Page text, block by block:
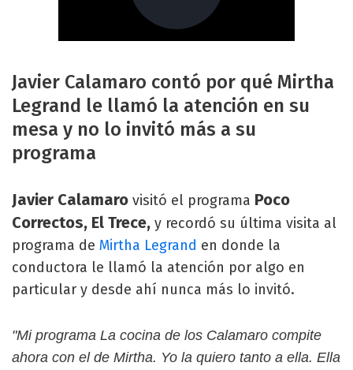
Javier Calamaro contó por qué Mirtha
Legrand le llamó la atención en su
mesa y no lo invitó más a su
programa
Javier Calamaro visitó el programa Poco
Correctos, El Trece, y recordó su última visita al
programa de Mirtha Legrand en donde la
conductora le llamó la atención por algo en
particular y desde ahí nunca más lo invitó.
"Mi programa La cocina de los Calamaro compite
ahora con el de Mirtha. Yo la quiero tanto a ella. Ella